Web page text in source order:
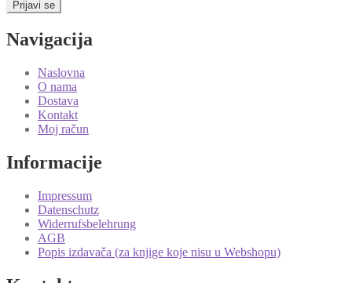
Prijavi se
Navigacija
Naslovna
O nama
Dostava
Kontakt
Moj račun
Informacije
Impressum
Datenschutz
Widerrufsbelehrung
AGB
Popis izdavača (za knjige koje nisu u Webshopu)